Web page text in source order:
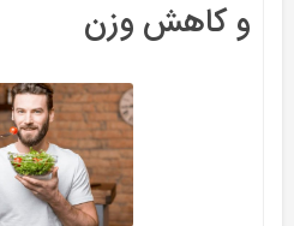
و کاهش وزن